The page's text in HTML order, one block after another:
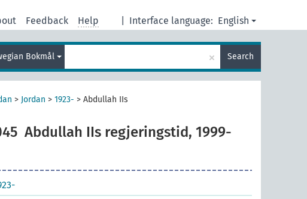
Interface language: English
Feedback Help
Bokmål × Search
> Jordan > 1923- > Abdullah IIs
Abdullah IIs regjeringstid, 1999-